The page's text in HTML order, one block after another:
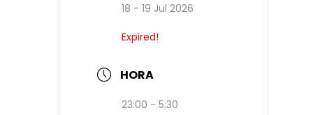
18 - 19 Jul 2026
Expired!
HORA
23:00 - 5:30